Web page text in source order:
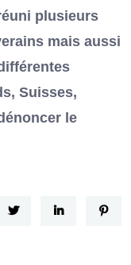
plusieurs
mais aussi
Suisses,
le